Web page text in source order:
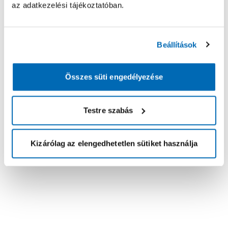
az adatkezelési tájékoztatóban.
Beállítások
Összes süti engedélyezése
Testre szabás
Kizárólag az elengedhetetlen sütiket használja